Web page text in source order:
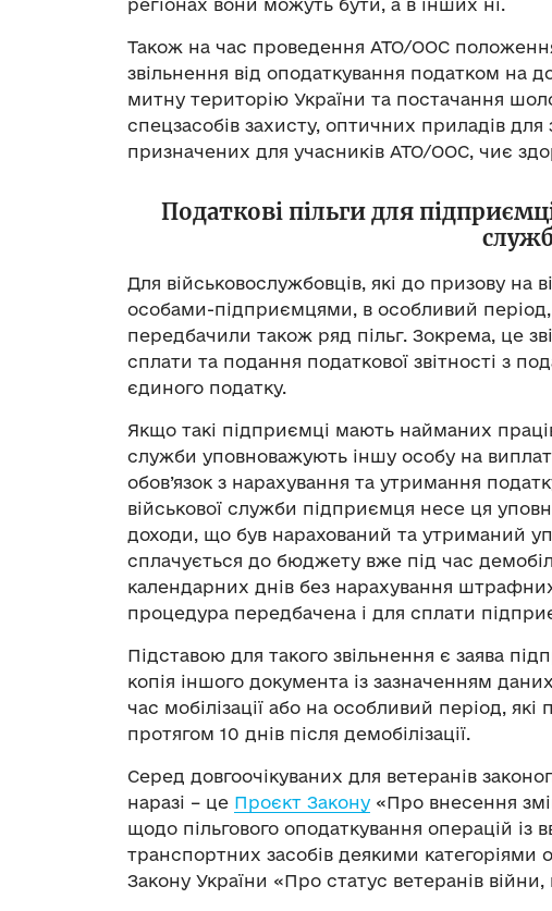
регіонах вони можуть бути, а в інших ні.
Також на час проведення АТО/ООС
звільнення від оподаткування податком на
митну територію України та постачання
спецзасобів захисту, оптичних приладів для
призначених для учасників АТО/ООС, чиє
Податкові пільги для
Для військовослужбовців, які до призову на
особами-підприємцями, в особливий період,
передбачили також ряд пільг. Зокрема, це
сплати та подання податкової звітності з
єдиного податку.
Якщо такі підприємці мають найманих
служби уповноважують іншу особу на
обов’язок з нарахування та утримання
військової служби підприємця несе ця
доходи, що був нарахований та утриманий
сплачується до бюджету вже під час
календарних днів без нарахування
процедура передбачена і для сплати
Підставою для такого звільнення є заява
копія іншого документа із зазначенням
час мобілізації або на особливий період,
протягом 10 днів після демобілізації.
Серед довгоочікуваних для ветеранів
наразі – це Проєкт Закону «Про внесення
щодо пільгового оподаткування операцій із
транспортних засобів деякими категоріями
Закону України «Про статус ветеранів війни,